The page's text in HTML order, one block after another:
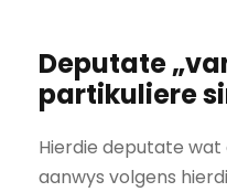
Deputate
partikuliere
Hierdie deputate
aanwys volgens